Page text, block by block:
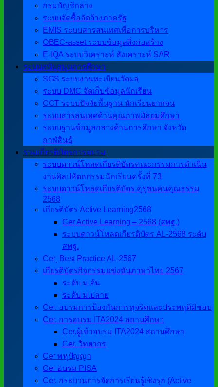
กรมบัญชีกลาง
ระบบจัดซื้อจัดจ้างภาครัฐ
EMIS ระบบสารสนเทศเพื่อการบริหาร
OBEC-asset ระบบข้อมูลสิ่งก่อสร้าง
E-IQA ระบบวิเคราะห์ สังเคราะห์ SAR
ระบบสนับสนุนการศึกษา
SGS ระบบงานทะเบียนวัดผล
ระบบ DMC จัดเก็บข้อมูลนักเรียน
CCT ระบบปัจจัยพื้นฐาน นักเรียนยากจน
ระบบสารสนเทศด้านคุณภาพมัธยมศึกษา
ระบบฐานข้อมูลกลางด้านการศึกษา จังหวัด
กาฬสินธุ์
รวมเกียรติบัตรการอบรม
ระบบดาวน์โหลดเกียรติบัตรคณะกรรมการดำเนิน
งานศิลปหัตถกรรมนักเรียนครั้งที่ 73
ระบบดาวน์โหลดเกียรติบัตร คุรุชนคนคุณธรรม
2568
เกียรติบัตร Active Learning2568
Cer Active Learning – 2568 (สพฐ.)
ระบบดาวน์โหลดเกียรติบัตร AL-2568 ระดับ
สพฐ.
Cer ฺ Best Practice AL-2567
เกียรติบัตรกิจกรรมแข่งขันภาษาไทย 2567
ระดับ ม.ต้น
ระดับ ม.ปลาย
Cer. อบรมการป้องกันการทุจริตและประพฤติมิชอบ
Cer. การอบรม ITA2024 สถานศึกษา
Cer.ผู้เข้าอบรม ITA2024 สถานศึกษา
Cer. วิทยากร
Cer พหุปัญญา
Cer อบรม PISA
Cer. กระบวนการจัดการเรียนรู้เชิงรุก (Active